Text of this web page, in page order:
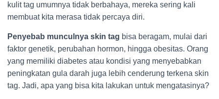
kulit tag umumnya tidak berbahaya, mereka sering kali
membuat kita merasa tidak percaya diri.
Penyebab munculnya skin tag bisa beragam, mulai dari
faktor genetik, perubahan hormon, hingga obesitas. Orang
yang memiliki diabetes atau kondisi yang menyebabkan
peningkatan gula darah juga lebih cenderung terkena skin
tag. Jadi, apa yang bisa kita lakukan untuk mengatasinya?